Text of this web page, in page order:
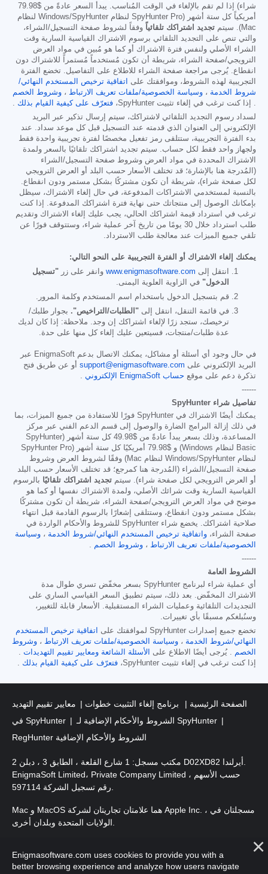
شراء) إذا لم تقم بالإلغاء في الوقت المُناسب. يبدأ السعر عادةً من $79.98
أمريكياً كل ستة أشهر (SpyHunter Pro لنظام Windows/SpyHunter لنظام
Mac). سيتم
تجديد اشتراكك تلقائياً وفقاً لشروط صفحة التسجيل/الشراء،
والتي تنص على التجديد التلقائي برسوم الاشتراك القياسية السارية وقت
الشراء الأصلي ولنفس فترة الاشتراك أو كما هو مُبين في مواد العرض
الترويجي/صفحة الشراء، شريطة أن تكون مُستخدماً مُستمراً للاشتراك دون
انقطاع. يُرجى مراجعة صفحة الشراء للاطلاع على التفاصيل. تخضع الفترة
التجريبية لهذه الشروط، وموافقتك على
اتفاقية ترخيص المستخدم النهائي/
شروط الخدمة ، وسياسة الخصوصية/ملفات تعريف الارتباط ، وشروط الخصم
. إذا كنت ترغب في إلغاء تثبيت SpyHunter،
فتعرّف على كيفية القيام بذلك
لسداد رسوم التجديد التلقائي لاشتراكك، سيتم إرسال تذكير عبر البريد
الإلكتروني إلى العنوان الذي قدمته عند التسجيل قبل كل موعد سداد. عند
بدء الفترة التجريبية، ستتلقى رمز تفعيل مخصصًا لفترة تجريبية واحدة فقط
ولجهاز واحد فقط لكل حساب. سيتم تجديد اشتراكك تلقائيًا بالسعر ولمدة
الاشتراك المحددة في مواد العرض وشروط صفحة التسجيل/الشراء
(المُدرجة هنا بالإشارة؛ قد تختلف الأسعار حسب البلد أو العرض الترويجي
لكل صفحة شراء)، شريطة أن تكون مشتركًا بشكل مستمر ودون انقطاع.
بالنسبة لمستخدمي الاشتراكات المدفوعة، في حال إلغاء الاشتراك، سيظل
بإمكانك الوصول إلى منتجاتك حتى نهاية فترة اشتراكك المدفوعة. إذا كنت
ترغب في استرداد قيمة اشتراكك الحالي، يجب عليك إلغاء الاشتراك وتقديم
طلب استرداد خلال 30 يومًا من تاريخ آخر عملية شراء، وستتوقف فورًا عن
تلقي جميع الميزات عند معالجة طلب الاسترداد.
يمكنك إلغاء الاشتراك أو الفترة التجريبية على النحو التالي:
انتقل إلى www.enigmasoftware.com وانقر على زر "تسجيل
الدخول" في الزاوية العلوية اليمنى.
قم بتسجيل الدخول باستخدام اسم المستخدم وكلمة المرور.
في قائمة التنقل، انتقل إلى "الطلبات/التراخيص". بجوار طلبك/
ترخيصك، ستجد زرًا لإلغاء اشتراكك إن وجد. ملاحظة: إذا كان لديك
عدة طلبات/منتجات، فسيتعين عليك إلغاء كل منها على حدة.
في حال وجود أي أسئلة أو مشاكل، يمكنك الاتصال بدعم EnigmaSoft عبر
البريد الإلكتروني على support@enigmasoftware.com أو عن طريق فتح
تذكرة دعم على موقع حساب EnigmaSoft الإلكتروني
.
------
تفاصيل شراء SpyHunter
يمكنك أيضًا الاشتراك في SpyHunter فورًا للاستفادة من جميع الميزات، بما
في ذلك إزالة البرامج الضارة والوصول إلى قسم الدعم الفني عبر مركز
المساعدة، وذلك بسعر يبدأ عادةً من $49.98
كل ستة أشهر (SpyHunter
Basic لنظام Windows) و
$79.98
أمريكيًا كل ستة أشهر (SpyHunter Pro
لنظام Windows/SpyHunter لنظام Mac) وفقًا لشروط العرض وشروط
صفحة التسجيل/الشراء (المُدرجة هنا كمرجع؛ قد تختلف الأسعار حسب البلد
أو العرض الترويجي لكل صفحة شراء). سيتم تجديد اشتراكك تلقائيًا بالرسوم
القياسية السارية وقت شرائك الأصلي، ولمدة الاشتراك نفسها أو كما هو
موضح في مواد العرض الترويجي/صفحة الشراء، شريطة أن تكون مشتركًا
بشكل مستمر ودون انقطاع، وستتلقى إشعارًا بالرسوم القادمة قبل انتهاء
صلاحية اشتراكك. يخضع شراء SpyHunter للشروط والأحكام الواردة في
صفحة الشراء، واتفاقية ترخيص المستخدم النهائي/شروط الخدمة ، وسياسة
الخصوصية/ملفات تعريف الارتباط ، وشروط الخصم .
------
الشروط العامة
أي عملية شراء لبرنامج SpyHunter بسعر مخفّض تسري طوال مدة
الاشتراك المخفّض. بعد ذلك، سيتم تطبيق السعر القياسي الساري على
التجديدات التلقائية وعمليات الشراء المستقبلية. الأسعار قابلة للتغيير،
وسنُبلغكم مسبقًا بأي تغييرات.
تخضع جميع إصدارات SpyHunter لموافقتك على
اتفاقية ترخيص المستخدم
النهائي/شروط الخدمة ، وسياسة الخصوصية/ملفات تعريف الارتباط ، وشروط
الخصم . يُرجى أيضًا الاطلاع على الأسئلة الشائعة ومعايير تقييم التهديدات .
إذا كنت ترغب في إلغاء تثبيت SpyHunter،
فتعرّف على كيفية القيام بذلك .
الصفحة الرئيسية برنامج إلغاء التثبيت خطوات
معايير تقييم التهديد
في SpyHunter
الشروط والأحكام الإضافية لـ SpyHunter
RegHunter الشروط والأحكام الإضافية
EnigmaSoft Limited، Private Company Limited حسب الأسهم ،
Mac و MacOS هما علامتان تجاريتان لشركة Apple Inc. ، مسجلتان في
محفوظة.
Enigmasoftware.com uses cookies to provide you with a
better browsing experience and analyze how users navigate